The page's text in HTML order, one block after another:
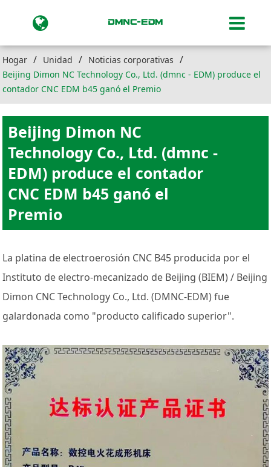
Hogar Unidad
Noticias corporativas
Beijing Dimon NC Technology Co., Ltd. (dmnc - EDM) produce el
contador CNC EDM b45 ganó el Premio
Beijing Dimon NC
Technology Co., Ltd. (dmnc -
EDM) produce el contador
CNC EDM b45 ganó el
Premio
La platina de electroerosión CNC B45 producida por el
Instituto de electro-mecanizado de Beijing (BIEM) / Beijing
Dimon CNC Technology Co., Ltd. (DMNC-EDM) fue
galardonada como "producto calificado superior".